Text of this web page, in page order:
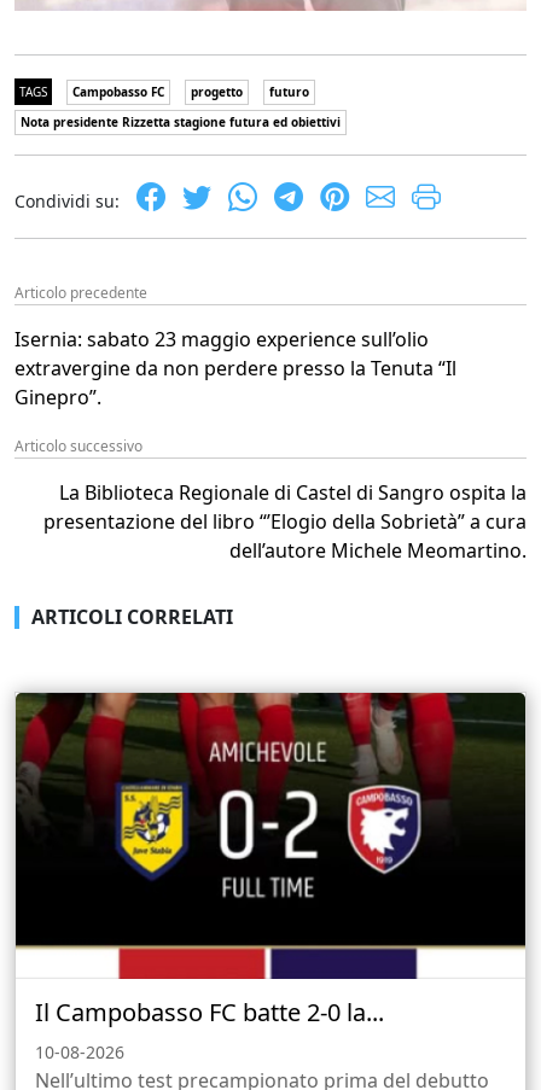
TAGS Campobasso FC progetto
futuro
Nota presidente Rizzetta stagione futura ed obiettivi
Condividi su:
Articolo precedente
Isernia: sabato 23 maggio experience sull’olio
extravergine da non perdere presso la Tenuta “Il
Ginepro”.
Articolo successivo
La Biblioteca Regionale di Castel di Sangro ospita la
presentazione del libro “’Elogio della Sobrietà” a cura
dell’autore Michele Meomartino.
ARTICOLI CORRELATI
Il Campobasso FC batte 2-0 la...
10-08-2026
Nell’ultimo test precampionato prima del debutto